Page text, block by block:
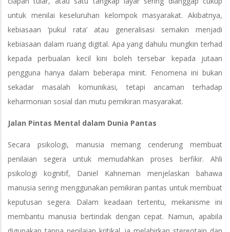
untuk menilai keseluruhan kelompok masyarakat. Akibatnya,
kebiasaan ‘pukul rata’ atau generalisasi semakin menjadi
kebiasaan dalam ruang digital. Apa yang dahulu mungkin terhad
kepada perbualan kecil kini boleh tersebar kepada jutaan
pengguna hanya dalam beberapa minit. Fenomena ini bukan
sekadar masalah komunikasi, tetapi ancaman terhadap
keharmonian sosial dan mutu pemikiran masyarakat.
Jalan Pintas Mental dalam Dunia Pantas
Secara psikologi, manusia memang cenderung membuat
penilaian segera untuk memudahkan proses berfikir. Ahli
psikologi kognitif, Daniel Kahneman menjelaskan bahawa
manusia sering menggunakan pemikiran pantas untuk membuat
keputusan segera. Dalam keadaan tertentu, mekanisme ini
membantu manusia bertindak dengan cepat. Namun, apabila